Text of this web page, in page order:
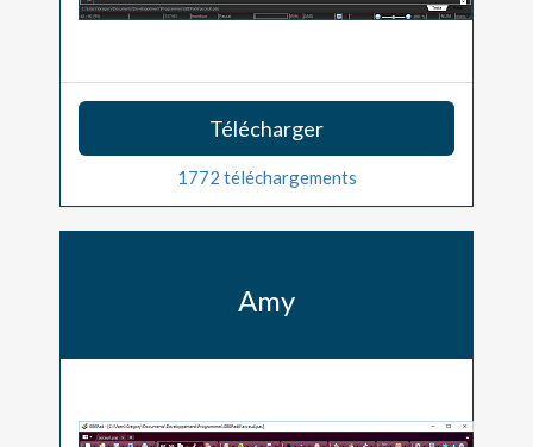
Télécharger
1772 téléchargements
Amy